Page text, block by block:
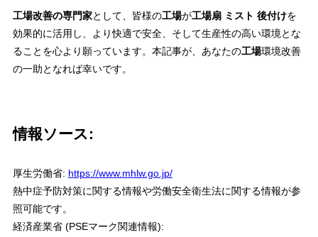
工場改善の専門家として、皆様の工場が工場扇 ミスト 後付けを
効果的に活用し、より快適で安全、そして生産性の高い環境とな
ることを心より願っています。本記事が、あなたの工場環境改善
の一助となれば幸いです。
情報ソース:
厚生労働省: https://www.mhlw.go.jp/
熱中症予防対策に関する情報や労働安全衛生法に関する情報が参
照可能です。
経済産業省 (PSEマーク関連情報):